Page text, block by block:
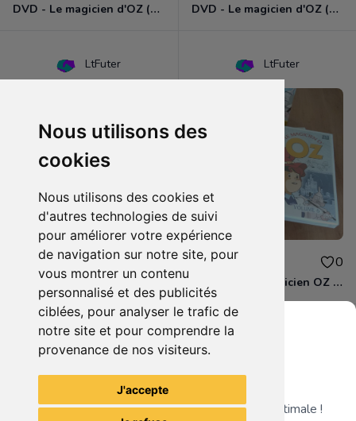
Nous utilisons des
cookies
Nous utilisons des cookies et
d'autres technologies de suivi
pour améliorer votre expérience
de navigation sur notre site, pour
vous montrer un contenu
personnalisé et des publicités
ciblées, pour analyser le trafic de
notre site et pour comprendre la
provenance de nos visiteurs.
J'accepte
DVD - Le magicien d'OZ (volume 3) DVD - Le magicien d'OZ (volume 4)
LtFuter
1.50€ 0
DVD - Le magicien d'OZ (volume 5)
LtFuter
8.00€ 0
Coffret DVD Magicien OZ Part. 2
Voir tous les articles du vendeur
Grenier du Geek
Télécharge notre app pour une expérience optimale !